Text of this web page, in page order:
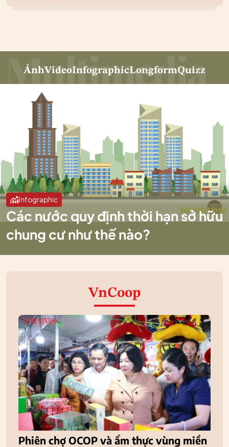
ẢnhVideoInfographicLongformQuizz
Infographic
Các nước quy định thời hạn sở hữu
chung cư như thế nào?
VnCoop
Phiên chợ OCOP và ẩm thực vùng miền